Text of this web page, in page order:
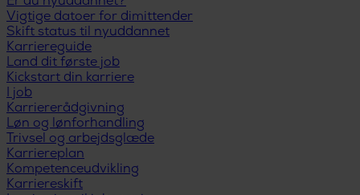
Vigtige datoer for dimittender
Skift status til nyuddannet
Karriereguide
Land dit første job
Kickstart din karriere
I job
Karriererådgivning
Løn og lønforhandling
Trivsel og arbejdsglæde
Karriereplan
Kompetenceudvikling
Karriereskift